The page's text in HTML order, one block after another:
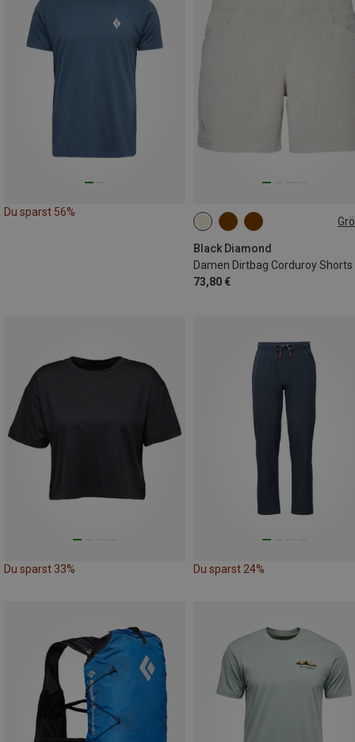
Du sparst 56%
Black Diamond
Damen Dirtbag Corduroy Shorts
73,80 €
XS S M
Du sparst 33% Du sparst 24%